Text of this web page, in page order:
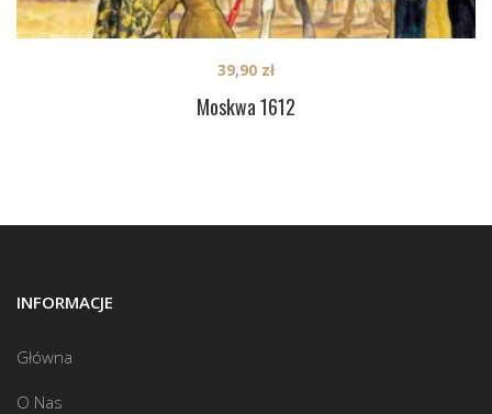
Moskwa 1612
39,90 zł
INFORMACJE
Główna
O Nas